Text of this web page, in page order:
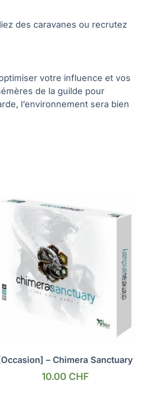
des caravanes ou recrutez
votre influence et vos
de la guilde pour
l’environnement sera bien
[Occasion] – Chimera Sanctuary
10.00 CHF